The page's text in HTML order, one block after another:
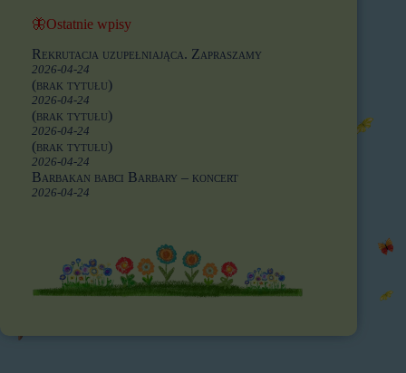
🦋Ostatnie wpisy
Rekrutacja uzupełniająca. Zapraszamy
2026-04-24
(brak tytułu)
2026-04-24
(brak tytułu)
2026-04-24
(brak tytułu)
2026-04-24
Barbakan babci Barbary – koncert
2026-04-24